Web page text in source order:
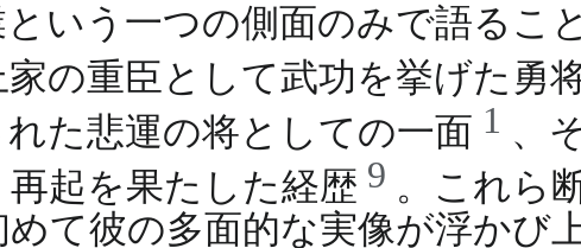
いう一つの側面のみで語るこ
の重臣として武功を挙げた勇
た悲運の将としての一面 1 、
起を果たした経歴 9 。これら
て彼の多面的な実像が浮かび